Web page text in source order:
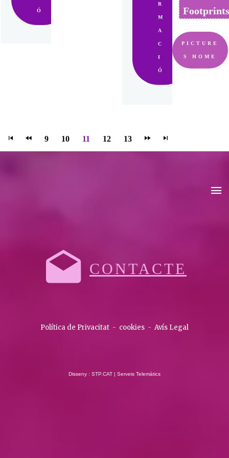
R
M
A
C
I
Ó
Ó
9 10 11 12 13
PICTURE
S HOME
CONTACTE
Política de Privacitat - cookies - Avís Legal
Disseny : STP.CAT | Serveis Telemàtics